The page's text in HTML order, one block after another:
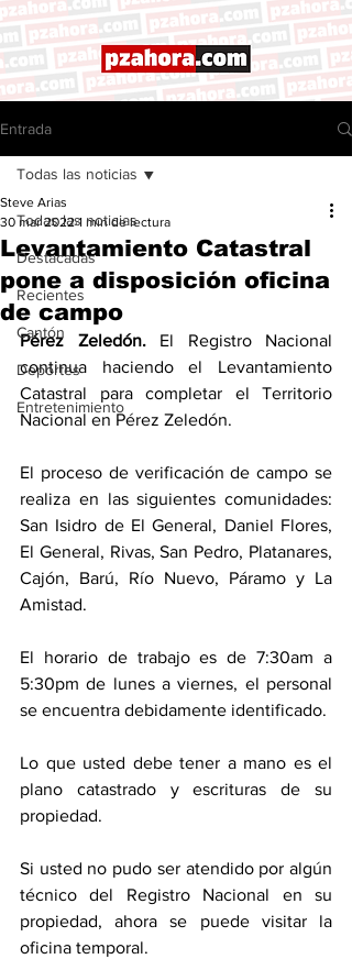
Entrada
Todas las noticias
Destacadas
Recientes
Cantón
Deportes
Entretenimiento
Todas las noticias
Levantamiento Catastral
pone a disposición oficina
de campo
Steve Arias
30 mar 2022 1 min de lectura
Pérez Zeledón. El Registro Nacional
continua haciendo el Levantamiento
Catastral para completar el Territorio
Nacional en Pérez Zeledón.
El proceso de verificación de campo se
realiza en las siguientes comunidades:
San Isidro de El General, Daniel Flores,
El General, Rivas, San Pedro, Platanares,
Cajón, Barú, Río Nuevo, Páramo y La
Amistad.
El horario de trabajo es de 7:30am a
5:30pm de lunes a viernes, el personal
se encuentra debidamente identificado.
Lo que usted debe tener a mano es el
plano catastrado y escrituras de su
propiedad.
Si usted no pudo ser atendido por algún
técnico del Registro Nacional en su
propiedad, ahora se puede visitar la
oficina temporal.